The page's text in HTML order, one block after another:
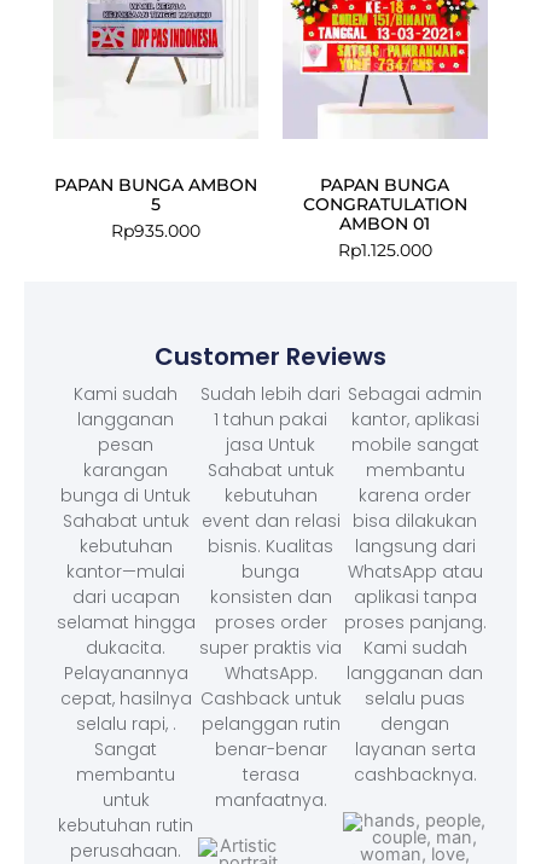
PAPAN BUNGA AMBON
5
Rp935.000
PAPAN BUNGA
CONGRATULATION
AMBON 01
Rp1.125.000
Customer Reviews
Kami sudah
langganan
pesan
karangan
bunga di Untuk
Sahabat untuk
kebutuhan
kantor—mulai
dari ucapan
selamat hingga
dukacita.
Pelayanannya
cepat, hasilnya
selalu rapi, .
Sangat
membantu
untuk
kebutuhan rutin
perusahaan.
Sudah lebih dari
1 tahun pakai
jasa Untuk
Sahabat untuk
kebutuhan
event dan relasi
bisnis. Kualitas
bunga
konsisten dan
proses order
super praktis via
WhatsApp.
Cashback untuk
pelanggan rutin
benar-benar
terasa
manfaatnya.
Sebagai admin
kantor, aplikasi
mobile sangat
membantu
karena order
bisa dilakukan
langsung dari
WhatsApp atau
aplikasi tanpa
proses panjang.
Kami sudah
langganan dan
selalu puas
dengan
layanan serta
cashbacknya.